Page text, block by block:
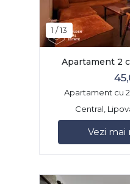
1 /13
Apartament 2
Apartament cu
Central,
Vezi